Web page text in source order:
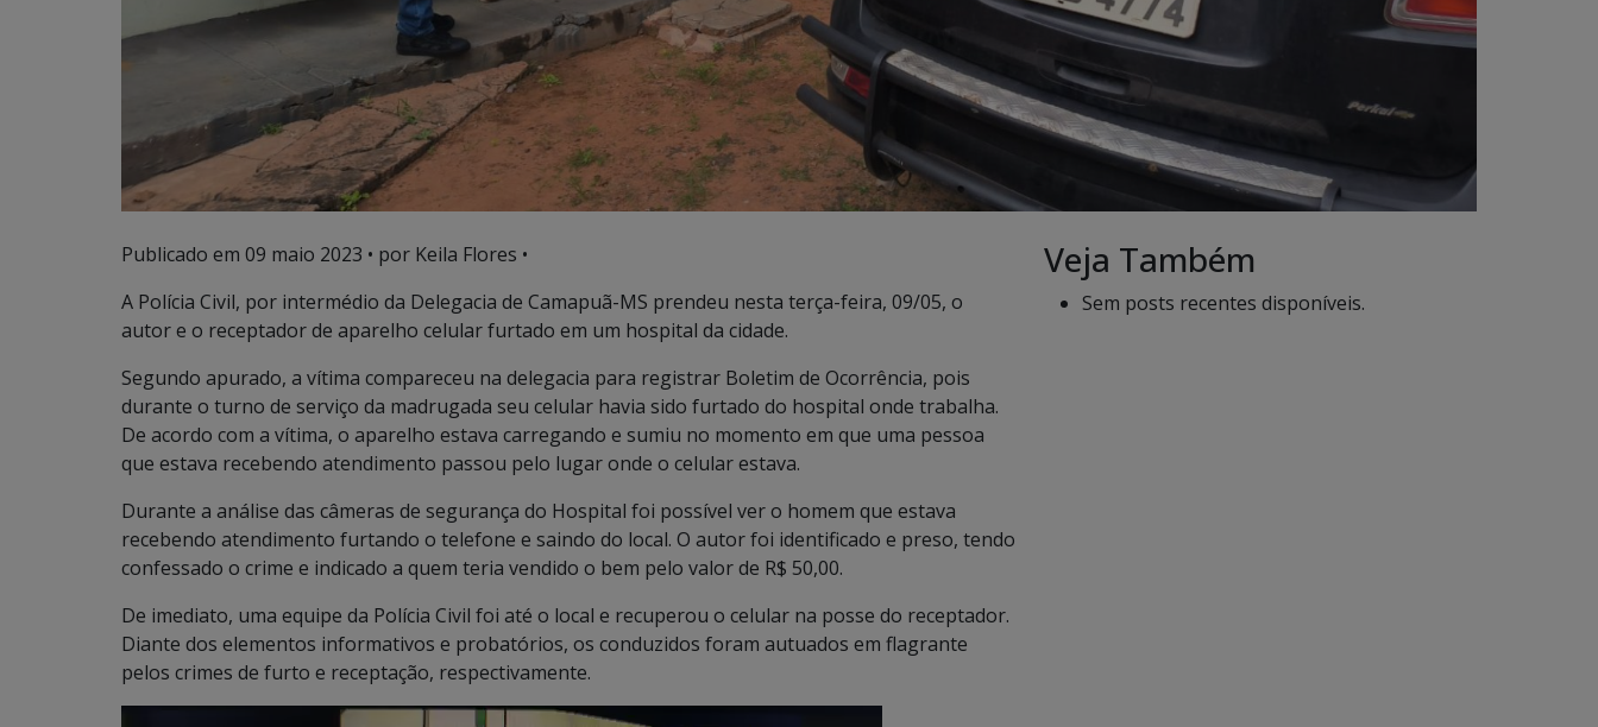
Publicado em 09 maio 2023 • por Keila Flores •
A Polícia Civil, por intermédio da Delegacia de Camapuã-MS prendeu nesta terça-feira, 09/05, o
autor e o receptador de aparelho celular furtado em um hospital da cidade.
Segundo apurado, a vítima compareceu na delegacia para registrar Boletim de Ocorrência, pois
durante o turno de serviço da madrugada seu celular havia sido furtado do hospital onde trabalha.
De acordo com a vítima, o aparelho estava carregando e sumiu no momento em que uma pessoa
que estava recebendo atendimento passou pelo lugar onde o celular estava.
Durante a análise das câmeras de segurança do Hospital foi possível ver o homem que estava
recebendo atendimento furtando o telefone e saindo do local. O autor foi identificado e preso, tendo
confessado o crime e indicado a quem teria vendido o bem pelo valor de R$ 50,00.
De imediato, uma equipe da Polícia Civil foi até o local e recuperou o celular na posse do receptador.
Diante dos elementos informativos e probatórios, os conduzidos foram autuados em flagrante
pelos crimes de furto e receptação, respectivamente.
Veja Também
Sem posts recentes disponíveis.